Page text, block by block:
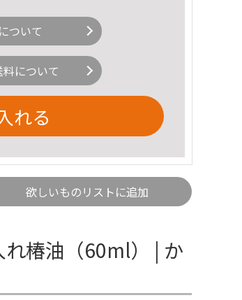
ついて
について
れる
欲しいものリストに追加
椿油（60ml） | か